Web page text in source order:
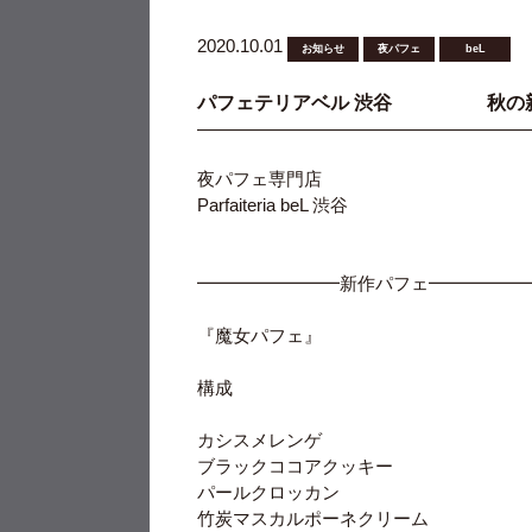
2020.10.01 お知らせ 夜パフェ beL
パフェテリアベル 渋谷 秋の新
夜パフェ専門店
Parfaiteria beL 渋谷
━━━━━━━━新作パフェ
『魔女パフェ』
構成
カシスメレンゲ
ブラックココアクッキー
パールクロッカン
竹炭マスカルポーネクリーム